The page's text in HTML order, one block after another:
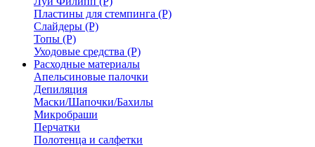
Пластины для стемпинга (Р)
Слайдеры (Р)
Топы (Р)
Уходовые средства (Р)
Расходные материалы
Апельсиновые палочки
Депиляция
Маски/Шапочки/Бахилы
Микробраши
Перчатки
Полотенца и салфетки